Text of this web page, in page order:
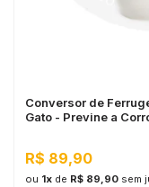
Conversor de
Gato - Previne a
R$ 89,90
ou 1x de R$ 89,90 sem